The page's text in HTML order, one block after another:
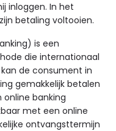
inloggen. In het
betaling voltooien.
is een
die internationaal
de consument in
gemakkelijk betalen
online banking
met een online
ontvangsttermijn